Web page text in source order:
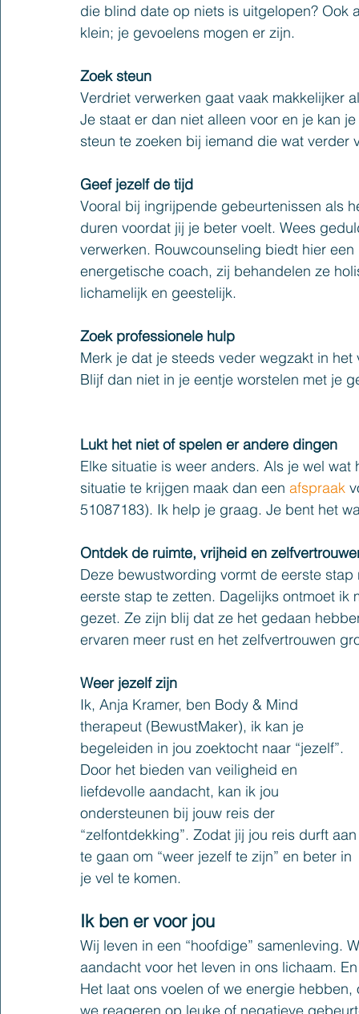
die blind date op niets is uitgelopen?
klein; je gevoelens mogen er zijn.
Zoek steun
Verdriet verwerken gaat vaak makkelijker
Je staat er dan niet alleen voor en je kan
steun te zoeken bij iemand die wat verder
Geef jezelf de tijd
Vooral bij ingrijpende gebeurtenissen als
duren voordat jij je beter voelt. Wees
verwerken. Rouwcounseling biedt hier
energetische coach, zij behandelen ze
lichamelijk en geestelijk.
Zoek professionele hulp
Merk je dat je steeds veder wegzakt in
Blijf dan niet in je eentje worstelen met je
Lukt het niet of spelen er andere dingen
Elke situatie is weer anders. Als je wel
situatie te krijgen maak dan een afspraak
51087183). Ik help je graag. Je bent het
Ontdek de ruimte, vrijheid en
Deze bewustwording vormt de eerste
eerste stap te zetten. Dagelijks ontmoet
gezet. Ze zijn blij dat ze het gedaan
ervaren meer rust en het zelfvertrouwen
Weer jezelf zijn
Ik, Anja Kramer, ben Body & Mind
therapeut (BewustMaker), ik kan je
begeleiden in jou zoektocht naar “jezelf”.
Door het bieden van veiligheid en
liefdevolle aandacht, kan ik jou
ondersteunen bij jouw reis der
“zelfontdekking”. Zodat jij jou reis durft
te gaan om “weer jezelf te zijn” en beter in
je vel te komen.
Ik ben er voor jou
Wij leven in een “hoofdige” samenleving.
aandacht voor het leven in ons lichaam.
Het laat ons voelen of we energie
we reageren op leuke of negatieve